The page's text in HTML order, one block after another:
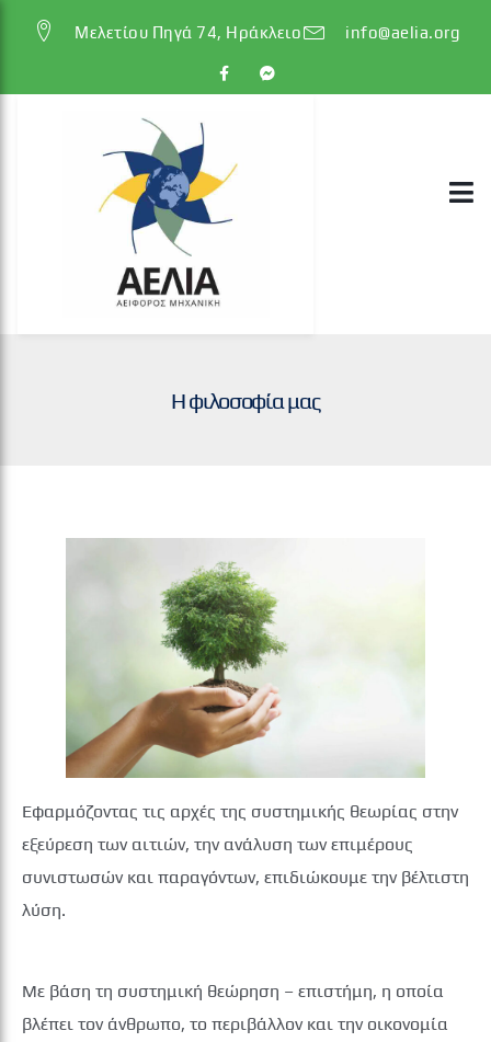
Μελετίου Πηγά 74, Ηράκλειο info@aelia.org
Η φιλοσοφία μας
Εφαρμόζοντας τις αρχές της συστημικής θεωρίας στην
εξεύρεση των αιτιών, την ανάλυση των επιμέρους
συνιστωσών και παραγόντων, επιδιώκουμε την βέλτιστη
λύση.
Με βάση τη συστημική θεώρηση – επιστήμη, η οποία
βλέπει τον άνθρωπο, το περιβάλλον και την οικονομία